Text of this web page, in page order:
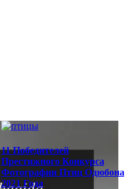
11 Победителей
Престижного Конкурса
Фотографии Птиц Одюбона
2021 Года